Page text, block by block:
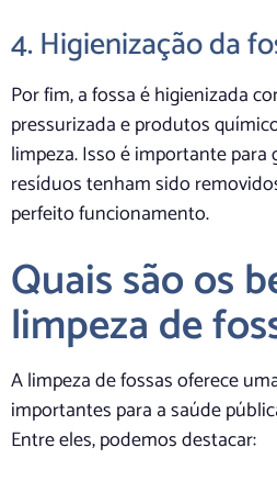
4. Higienização da
Por fim, a fossa é higienizada
pressurizada e produtos
limpeza. Isso é importante
resíduos tenham sido
perfeito funcionamento.
Quais são os
limpeza de
A limpeza de fossas oferece
importantes para a saúde
Entre eles, podemos destacar: